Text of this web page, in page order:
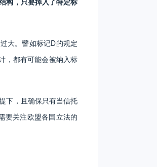
大。譬如标记D的规定
，都有可能会被纳入标
下，且确保只有当信托
要关注欧盟各国立法的